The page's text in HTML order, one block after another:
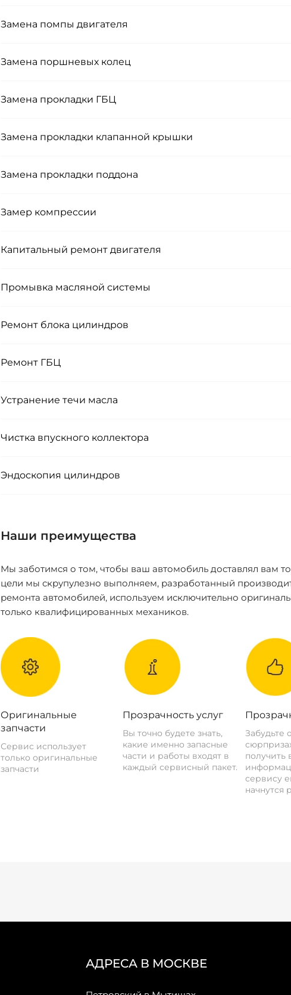
Замена помпы двигателя
Замена поршневых колец
Замена прокладки ГБЦ
Замена прокладки клапанной крышки
Замена прокладки поддона
Замер компрессии
Капитальный ремонт двигателя
Промывка масляной системы
Ремонт блока цилиндров
Ремонт ГБЦ
Устранение течи масла
Чистка впускного коллектора
Эндоскопия цилиндров
Наши преимущества
Мы заботимся о том, чтобы ваш автомобиль доставлял вам
цели мы скрупулезно выполняем, разработанный
ремонта автомобилей, используем исключительно
только квалифицированных механиков.
Оригинальные
запчасти
Сервис использует
только оригинальные
запчасти
Прозрачность услуг
Вы точно будете знать,
какие именно запасные
части и работы входят в
каждый сервисный пакет.
Забудьте
получить
сервису
начнутся
АДРЕСА В МОСКВЕ